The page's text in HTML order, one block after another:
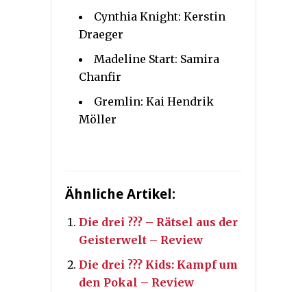
Cynthia Knight: Kerstin
Draeger
Madeline Start: Samira
Chanfir
Gremlin: Kai Hendrik
Möller
Ähnliche Artikel:
Die drei ??? – Rätsel aus der
Geisterwelt – Review
Die drei ??? Kids: Kampf um
den Pokal – Review